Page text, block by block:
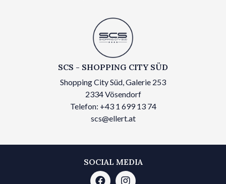
SCS - SHOPPING CITY SÜD
Shopping City Süd, Galerie 253
2334 Vösendorf
Telefon: +43 1 699 13 74
scs@ellert.at
SOCIAL MEDIA